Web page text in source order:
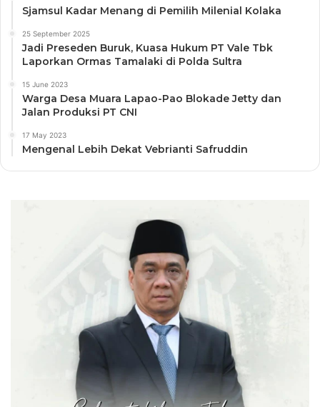
Sjamsul Kadar Menang di Pemilih Milenial Kolaka
25 September 2025
Jadi Preseden Buruk, Kuasa Hukum PT Vale Tbk
Laporkan Ormas Tamalaki di Polda Sultra
15 June 2023
Warga Desa Muara Lapao-Pao Blokade Jetty dan
Jalan Produksi PT CNI
17 May 2023
Mengenal Lebih Dekat Vebrianti Safruddin